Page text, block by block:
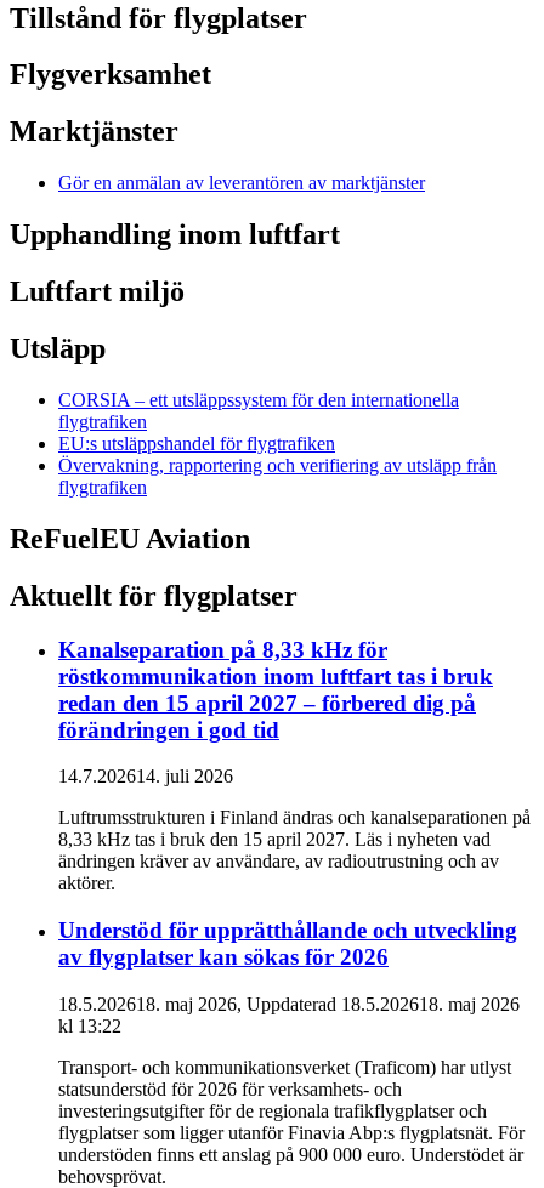
Tillstånd för flygplatser
Flygverksamhet
Marktjänster
Gör en anmälan av leverantören av marktjänster
Upphandling inom luftfart
Luftfart miljö
Utsläpp
CORSIA – ett utsläppssystem för den internationella
flygtrafiken
EU:s utsläppshandel för flygtrafiken
Övervakning, rapportering och verifiering av utsläpp från
flygtrafiken
ReFuelEU Aviation
Aktuellt för flygplatser
Kanalseparation på 8,33 kHz för
röstkommunikation inom luftfart tas i bruk
redan den 15 april 2027 – förbered dig på
förändringen i god tid
14.7.202614. juli 2026
Luftrumsstrukturen i Finland ändras och kanalseparationen på
8,33 kHz tas i bruk den 15 april 2027. Läs i nyheten vad
ändringen kräver av användare, av radioutrustning och av
aktörer.
Understöd för upprätthållande och utveckling
av flygplatser kan sökas för 2026
18.5.202618. maj 2026, Uppdaterad 18.5.202618. maj 2026
kl 13:22
Transport- och kommunikationsverket (Traficom) har utlyst
statsunderstöd för 2026 för verksamhets- och
investeringsutgifter för de regionala trafikflygplatser och
flygplatser som ligger utanför Finavia Abp:s flygplatsnät. För
understöden finns ett anslag på 900 000 euro. Understödet är
behovsprövat.